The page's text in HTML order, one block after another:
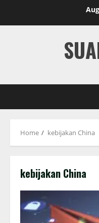
Home kebijakan China
kebijakan China